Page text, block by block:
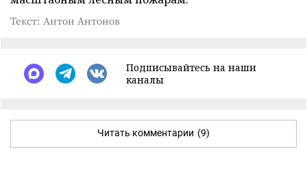
Текст: Антон Антонов
Подписывайтесь на наши
каналы
Читать комментарии (9)